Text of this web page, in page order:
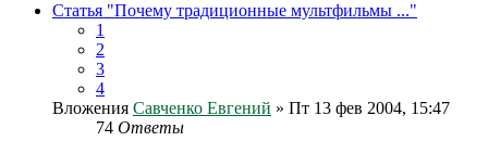
Статья "Почему традиционные мультфильмы ..."
1
2
3
4
Вложения Савченко Евгений » Пт 13 фев 2004, 15:47
74 Ответы